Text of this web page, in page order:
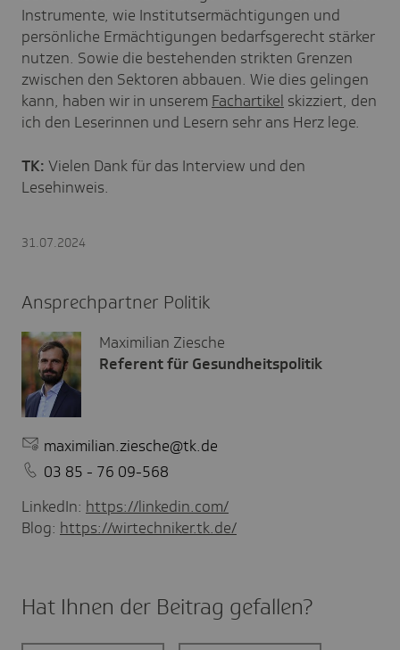
Instrumente, wie Institutsermächtigungen und
persönliche Ermächtigungen bedarfsgerecht stärker
nutzen. Sowie die bestehenden strikten Grenzen
zwischen den Sektoren abbauen. Wie dies gelingen
kann, haben wir in unserem Fachartikel skizziert, den
ich den Leserinnen und Lesern sehr ans Herz lege.
TK: Vielen Dank für das Interview und den
Lesehinweis.
31.07.2024
Ansprechpartner Politik
Maximilian Ziesche
Referent für Gesundheitspolitik
maximilian.ziesche@tk.de
03 85 - 76 09-568
LinkedIn: https://linkedin.com/
Blog: https://wirtechniker.tk.de/
Hat Ihnen der Beitrag gefal­len?